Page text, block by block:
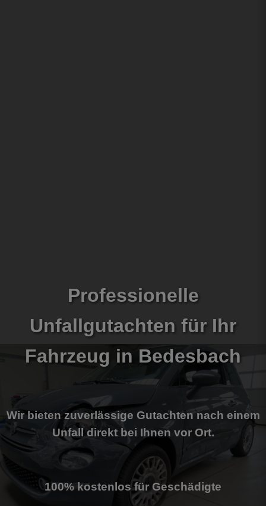
Professionelle
Unfallgutachten für Ihr
Fahrzeug in Bedesbach
Wir bieten zuverlässige Gutachten nach einem
Unfall direkt bei Ihnen vor Ort.
100% kostenlos für Geschädigte